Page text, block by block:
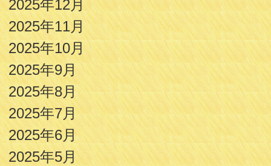
2025年12月
2025年11月
2025年10月
2025年9月
2025年8月
2025年7月
2025年6月
2025年5月